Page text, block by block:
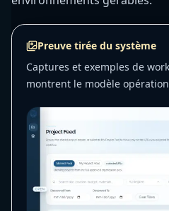
Preuve tirée du système
Captures et exemples de
montrent le modèle